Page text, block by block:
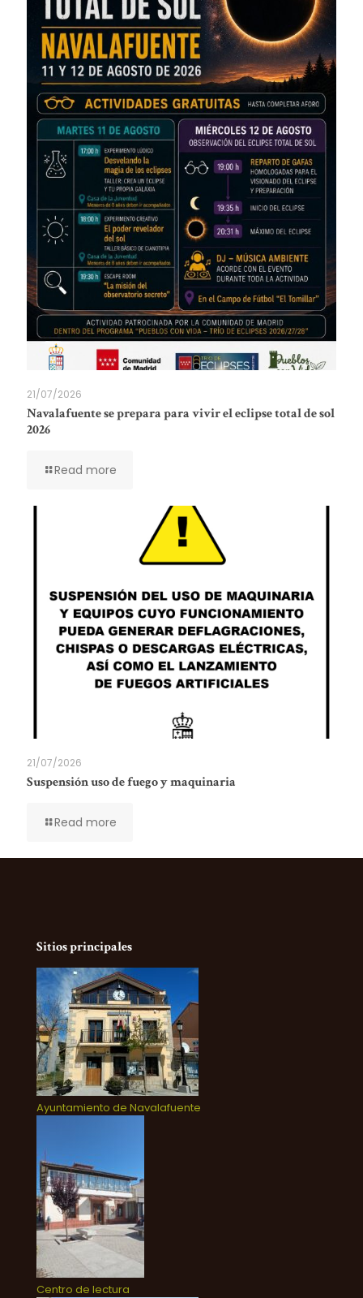
21/07/2026
Navalafuente se prepara para vivir el eclipse total de sol
2026
Read more
21/07/2026
Suspensión uso de fuego y maquinaria
Read more
Sitios principales
Ayuntamiento de Navalafuente
Centro de lectura